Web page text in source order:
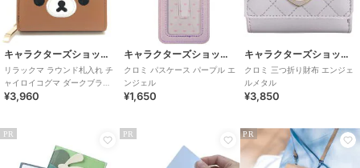
キャラクターズショップ ラフラフ
リラックマ ラウンド札入れ チ
ャイロイコグマ ダークブラウ
ン
¥3,960
キャラクターズショップ ラフラフ
クロミ パスケース パープル エ
ンジェル
¥1,650
キャラクターズショップ ラフラフ
クロミ 三つ折り財布 エンジェ
ルメタル
¥3,850
PR PR PR